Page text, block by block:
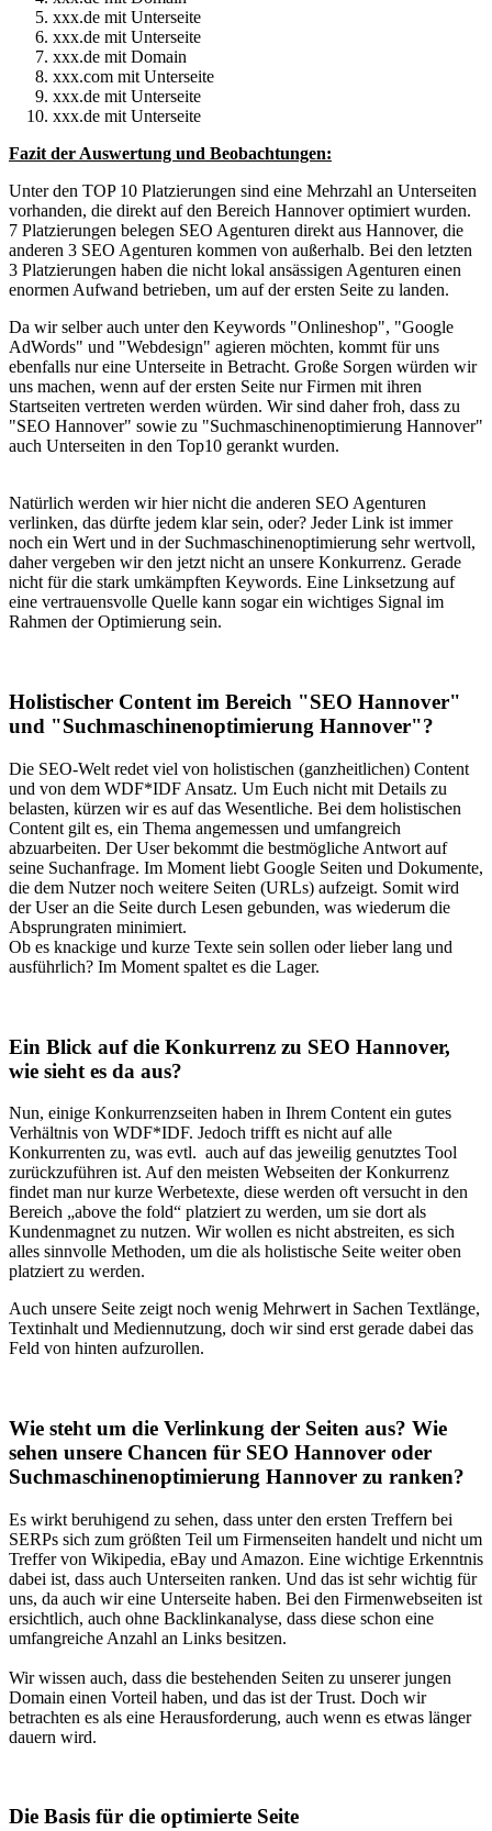
xxx.de mit Unterseite
xxx.de mit Unterseite
xxx.de mit Domain
xxx.com mit Unterseite
xxx.de mit Unterseite
xxx.de mit Unterseite
Fazit der Auswertung und Beobachtungen:
Unter den TOP 10 Platzierungen sind eine Mehrzahl an Unterseiten
vorhanden, die direkt auf den Bereich Hannover optimiert wurden.
7 Platzierungen belegen SEO Agenturen direkt aus Hannover, die
anderen 3 SEO Agenturen kommen von außerhalb. Bei den letzten
3 Platzierungen haben die nicht lokal ansässigen Agenturen einen
enormen Aufwand betrieben, um auf der ersten Seite zu landen.
Da wir selber auch unter den Keywords "Onlineshop", "Google
AdWords" und "Webdesign" agieren möchten, kommt für uns
ebenfalls nur eine Unterseite in Betracht. Große Sorgen würden wir
uns machen, wenn auf der ersten Seite nur Firmen mit ihren
Startseiten vertreten werden würden. Wir sind daher froh, dass zu
"SEO Hannover" sowie zu "Suchmaschinenoptimierung Hannover"
auch Unterseiten in den Top10 gerankt wurden.
Natürlich werden wir hier nicht die anderen SEO Agenturen
verlinken, das dürfte jedem klar sein, oder? Jeder Link ist immer
noch ein Wert und in der Suchmaschinenoptimierung sehr wertvoll,
daher vergeben wir den jetzt nicht an unsere Konkurrenz. Gerade
nicht für die stark umkämpften Keywords. Eine Linksetzung auf
eine vertrauensvolle Quelle kann sogar ein wichtiges Signal im
Rahmen der Optimierung sein.
Holistischer Content im Bereich "SEO Hannover"
und "Suchmaschinenoptimierung Hannover"?
Die SEO-Welt redet viel von holistischen (ganzheitlichen) Content
und von dem WDF*IDF Ansatz. Um Euch nicht mit Details zu
belasten, kürzen wir es auf das Wesentliche. Bei dem holistischen
Content gilt es, ein Thema angemessen und umfangreich
abzuarbeiten. Der User bekommt die bestmögliche Antwort auf
seine Suchanfrage. Im Moment liebt Google Seiten und Dokumente,
die dem Nutzer noch weitere Seiten (URLs) aufzeigt. Somit wird
der User an die Seite durch Lesen gebunden, was wiederum die
Absprungraten minimiert.
Ob es knackige und kurze Texte sein sollen oder lieber lang und
ausführlich? Im Moment spaltet es die Lager.
Ein Blick auf die Konkurrenz zu SEO Hannover,
wie sieht es da aus?
Nun, einige Konkurrenzseiten haben in Ihrem Content ein gutes
Verhältnis von WDF*IDF. Jedoch trifft es nicht auf alle
Konkurrenten zu, was evtl. auch auf das jeweilig genutztes Tool
zurückzuführen ist. Auf den meisten Webseiten der Konkurrenz
findet man nur kurze Werbetexte, diese werden oft versucht in den
Bereich „above the fold“ platziert zu werden, um sie dort als
Kundenmagnet zu nutzen. Wir wollen es nicht abstreiten, es sich
alles sinnvolle Methoden, um die als holistische Seite weiter oben
platziert zu werden.
Auch unsere Seite zeigt noch wenig Mehrwert in Sachen Textlänge,
Textinhalt und Mediennutzung, doch wir sind erst gerade dabei das
Feld von hinten aufzurollen.
Wie steht um die Verlinkung der Seiten aus? Wie
sehen unsere Chancen für SEO Hannover oder
Suchmaschinenoptimierung Hannover zu ranken?
Es wirkt beruhigend zu sehen, dass unter den ersten Treffern bei
SERPs sich zum größten Teil um Firmenseiten handelt und nicht um
Treffer von Wikipedia, eBay und Amazon. Eine wichtige Erkenntnis
dabei ist, dass auch Unterseiten ranken. Und das ist sehr wichtig für
uns, da auch wir eine Unterseite haben. Bei den Firmenwebseiten ist
ersichtlich, auch ohne Backlinkanalyse, dass diese schon eine
umfangreiche Anzahl an Links besitzen.
Wir wissen auch, dass die bestehenden Seiten zu unserer jungen
Domain einen Vorteil haben, und das ist der Trust. Doch wir
betrachten es als eine Herausforderung, auch wenn es etwas länger
dauern wird.
Die Basis für die optimierte Seite